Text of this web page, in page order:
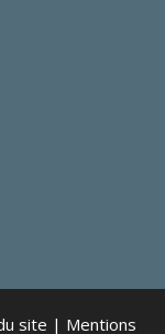
site | Mentions